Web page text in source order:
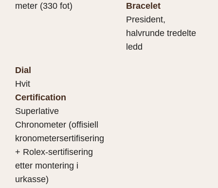
meter (330 fot)
Bracelet
President,
halvrunde tredelte
ledd
Dial
Hvit
Certification
Superlative
Chronometer (offisiell
kronometersertifisering
+ Rolex-sertifisering
etter montering i
urkasse)